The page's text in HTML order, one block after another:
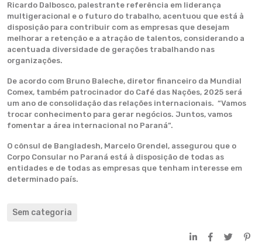
Ricardo Dalbosco, palestrante referência em liderança
multigeracional e o futuro do trabalho, acentuou que está à
disposição para contribuir com as empresas que desejam
melhorar a retenção e a atração de talentos, considerando a
acentuada diversidade de gerações trabalhando nas
organizações.
De acordo com Bruno Baleche, diretor financeiro da Mundial
Comex, também patrocinador do Café das Nações, 2025 será
um ano de consolidação das relações internacionais. “Vamos
trocar conhecimento para gerar negócios. Juntos, vamos
fomentar a área internacional no Paraná”.
O cônsul de Bangladesh, Marcelo Grendel, assegurou que o
Corpo Consular no Paraná está à disposição de todas as
entidades e de todas as empresas que tenham interesse em
determinado país.
Sem categoria